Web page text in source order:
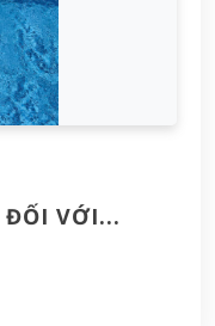
ĐỐI VỚI...